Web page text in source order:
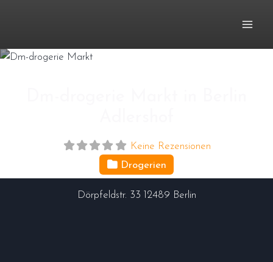
Keine Rezensionen
Drogerien
Dörpfeldstr. 33 12489 Berlin